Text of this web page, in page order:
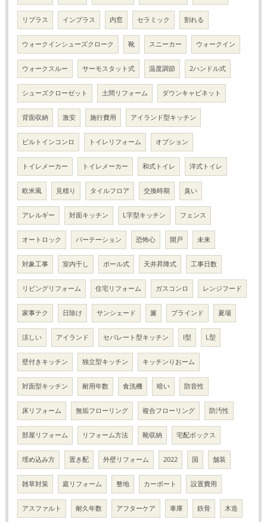
リプラス インプラス 内窓 セラミック 割れる
ウォークインシューズクローク 靴 スニーカー ウォークイン
ウォークスルー サーモスタット式 温度調節 2ハンドル式
シューズクローゼット 土間リフォーム ダウンキャビネット
背面収納 激安 施行費用 アイランド型キッチン
ビルトインコンロ トイレリフォーム オプション
トイレメーカー トイレメーカー 和式トイレ 洋式トイレ
欧米風 見積り タイルフロア 交換時期 臭い
アレルギー 対面キッチン L字型キッチン フェンス
オートロック パーテーション 恐怖心 開戸 未来
対象工事 室内干し ポール式 天井昇降式 工事日数
リビングリフォーム 住宅リフォーム ガスコンロ レンジフード
家事テク 日除け サンシェード 簾 ブラインド 夏場
涼しい アイランド セパレート型キッチン I型 L型
壁付きキッチン 独立型キッチン キッチンりおーム
対面型キッチン 耐用年数 食洗機 暗い 防音性
床リフォーム 無垢フローリング 複合フローリング 防汚性
部屋リフォーム リフォーム方法 靴収納 宅配ボックス
埋め込み方 置き配 外壁リフォーム 2022 国 舗装
雑草対策 庭リフォーム 整地 カーポート 設置費用
アスファルト 耐久年数 アフターケア 車庫 鉄骨 木造